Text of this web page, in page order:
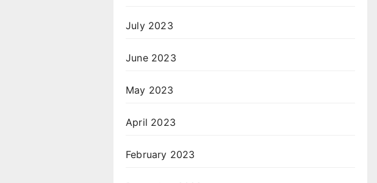
July 2023
June 2023
May 2023
April 2023
February 2023